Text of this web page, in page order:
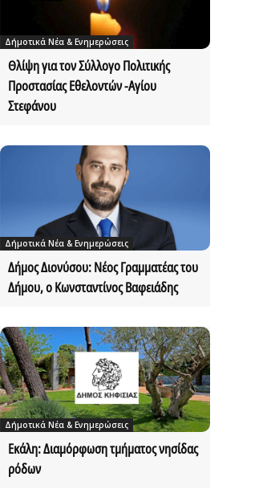
Δήμοτικά Νέα & Ενημερώσεις
Θλίψη για τον Σύλλογο Πολιτικής
Προστασίας Εθελοντών -Αγίου
Στεφάνου
Δήμοτικά Νέα & Ενημερώσεις
Δήμος Διονύσου: Νέος Γραμματέας του
Δήμου, ο Κωνσταντίνος Βαφειάδης
Δήμοτικά Νέα & Ενημερώσεις
Εκάλη: Διαμόρφωση τμήματος νησίδας
ρόδων